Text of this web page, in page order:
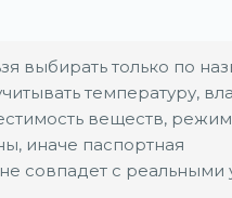
выбирать только по
температуру,
веществ,
иначе паспортная
совпадет с реальными